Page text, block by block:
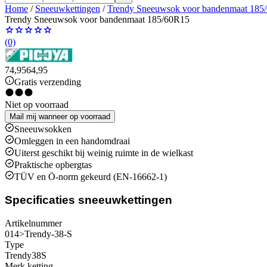
Home / Sneeuwkettingen /Trendy Sneeuwsok voor bandenmaat
Trendy Sneeuwsok voor bandenmaat 185/60R15
(0)
74,9564,95
Gratis verzending
Niet op voorraad
Mail mij wanneer op voorraad
Sneeuwsokken
Omleggen in een handomdraai
Uiterst geschikt bij weinig ruimte in de wielkast
Praktische opbergtas
TÜV en Ö-norm gekeurd (EN-16662-1)
Specificaties sneeuwkettingen
Artikelnummer
014>Trendy-38-S
Type
Trendy38S